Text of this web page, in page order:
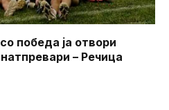
победа ја отвори
– Речица